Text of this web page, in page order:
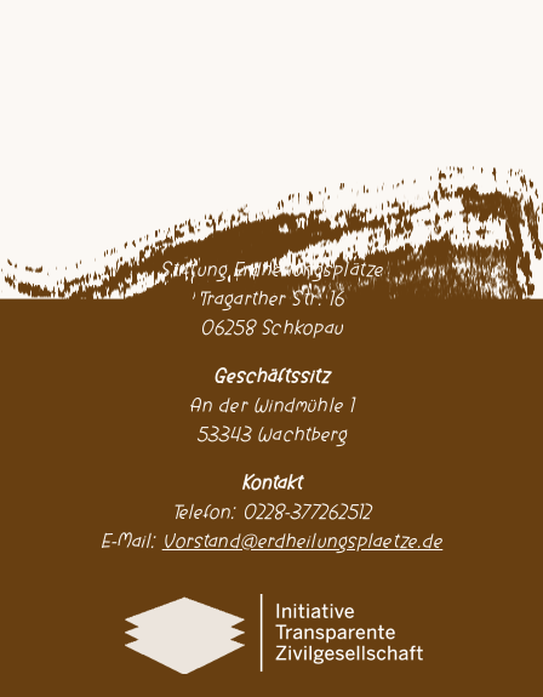
Stiftung Erdheilungsplätze
Tragarther Str. 16
06258 Schkopau
Geschäftssitz
An der Windmühle 1
53343 Wachtberg
Kontakt
Telefon: 0228-377262512
E-Mail: Vorstand@erdheilungsplaetze.de